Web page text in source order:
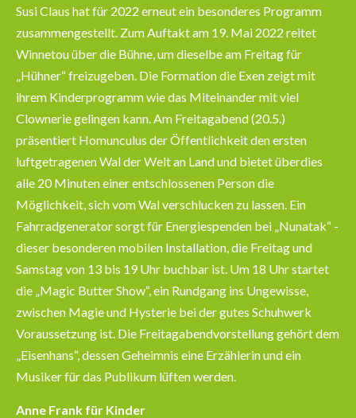
Susi Claus hat für 2022 erneut ein besonderes Programm
zusammengestellt. Zum Auftakt am 19. Mai 2022 reitet
Winnetou über die Bühne, um dieselbe am Freitag für
„Hühner“ freizugeben. Die Formation die Exen zeigt mit
ihrem Kinderprogramm wie das Miteinander mit viel
Clownerie gelingen kann. Am Freitagabend (20.5.)
präsentiert Homunculus der Öffentlichkeit den ersten
luftgetragenen Wal der Welt an Land und bietet überdies
alle 20 Minuten einer entschlossenen Person die
Möglichkeit, sich vom Wal verschlucken zu lassen. Ein
Fahrradgenerator sorgt für Energiespenden bei „Nunatak“ -
dieser besonderen mobilen Installation, die Freitag und
Samstag von 13 bis 19 Uhr buchbar ist. Um 18 Uhr startet
die „Magic Butter Show“, ein Rundgang ins Ungewisse,
zwischen Magie und Hysterie bei der gutes Schuhwerk
Voraussetzung ist. Die Freitagabendvorstellung gehört dem
„Eisenhans“, dessen Geheimnis eine Erzählerin und ein
Musiker für das Publikum lüften werden.
Anne Frank für Kinder